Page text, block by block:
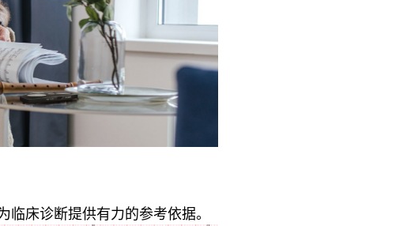
床诊断提供有力的参考依据。